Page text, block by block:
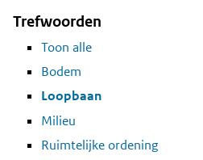
Trefwoorden
Toon alle
Bodem
Loopbaan
Milieu
Ruimtelijke ordening